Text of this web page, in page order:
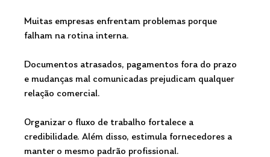
Muitas empresas enfrentam problemas porque
falham na rotina interna.
Documentos atrasados, pagamentos fora do prazo
e mudanças mal comunicadas prejudicam qualquer
relação comercial.
Organizar o fluxo de trabalho fortalece a
credibilidade. Além disso, estimula fornecedores a
manter o mesmo padrão profissional.